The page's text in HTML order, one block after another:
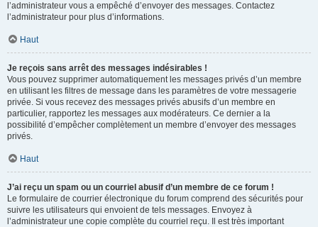
l’administrateur vous a empêché d’envoyer des messages. Contactez
l’administrateur pour plus d’informations.
Haut
Je reçois sans arrêt des messages indésirables !
Vous pouvez supprimer automatiquement les messages privés d’un membre
en utilisant les filtres de message dans les paramètres de votre messagerie
privée. Si vous recevez des messages privés abusifs d’un membre en
particulier, rapportez les messages aux modérateurs. Ce dernier a la
possibilité d’empêcher complètement un membre d’envoyer des messages
privés.
Haut
J’ai reçu un spam ou un courriel abusif d’un membre de ce forum !
Le formulaire de courrier électronique du forum comprend des sécurités pour
suivre les utilisateurs qui envoient de tels messages. Envoyez à
l’administrateur une copie complète du courriel reçu. Il est très important